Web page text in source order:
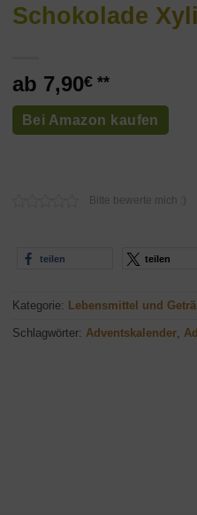
Schokolade
7,90€
Bei Amazon kaufen
Bitte bewerte mich :)
teilen teilen
Kategorie: Lebensmittel und
Schlagwörter: Adventskalender